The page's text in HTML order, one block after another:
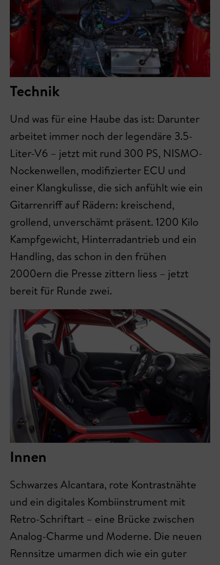
Technik
Und was für eine Haube das ist: Darunter
arbeitet immer noch der legendäre 3.5-
Liter-V6 – jetzt mit rund 300 PS, NISMO-
Nockenwellen, modifizierter ECU und
einer Klangkulisse, die sich anfühlt wie ein
Gitarrenriff auf Rädern: kreischend,
grollend, unverschämt präsent. 1200 Kilo
Kampfgewicht, Hinterradantrieb und ein
Handling, das schon in den frühen
2000ern die Presse zittern liess – jetzt
bereit für Runde zwei.
Innen
Schwarzes Alcantara, rote Kontrastnähte
und ein digitales Kombiinstrument mit
Retro-Schriftart – eine Brücke zwischen
Analog-Charme und Moderne. Die neuen
Rennsitze umarmen dich wie ein guter